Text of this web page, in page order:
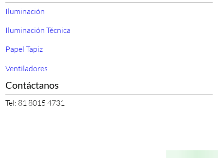
Iluminación
Iluminación Técnica
Papel Tapiz
Ventiladores
Contáctanos
Tel: 81 8015 4731